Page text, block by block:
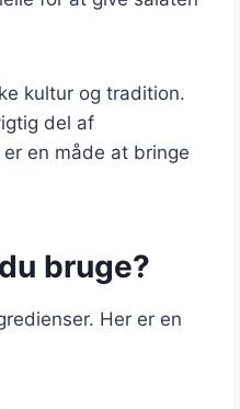
kultur og tradition.
del af
en måde at bringe
bruge?
Her er en